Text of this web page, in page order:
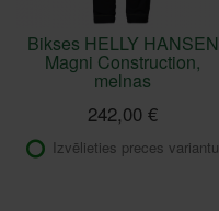
Bikses HELLY HANSEN
Magni Construction,
melnas
242,00 €
Izvēlieties preces variantu